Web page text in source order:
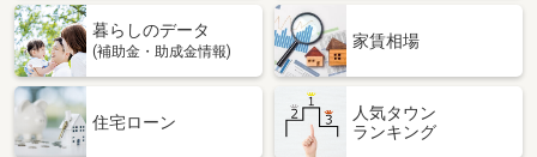
暮らしのデータ
(補助金・助成金情報)
家賃相場
住宅ローン
人気タウン
ランキング